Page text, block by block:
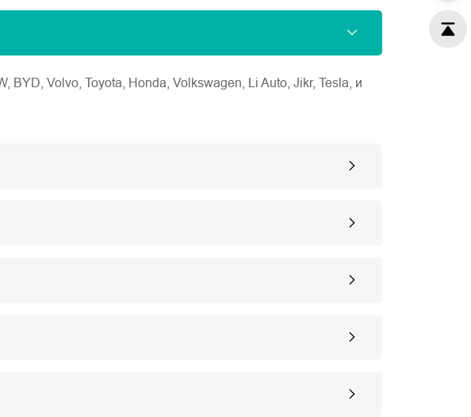
Volvo, Toyota, Honda, Volkswagen, Li Auto, Jikr, Tesla, и